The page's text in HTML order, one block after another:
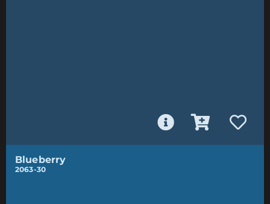
Blueberry
2063-30